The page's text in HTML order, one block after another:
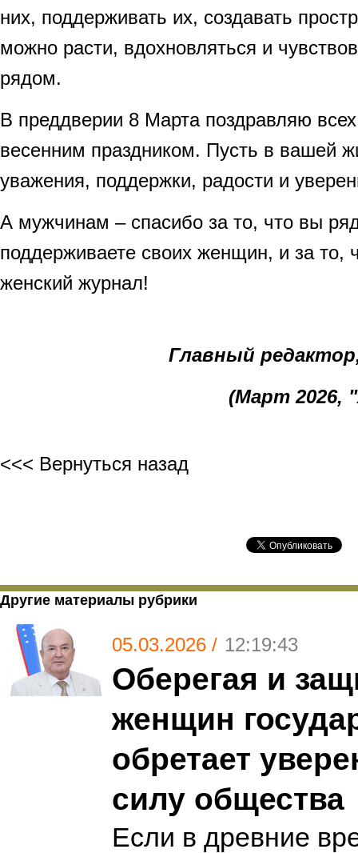
них, поддерживать их, создавать
можно расти, вдохновляться и
рядом.
В преддверии 8 Марта поздравляю
весенним праздником. Пусть в вашей
уважения, поддержки, радости и
А мужчинам – спасибо за то, что вы
поддерживаете своих женщин, и за то,
женский журнал!
Главный
(Март 2026,
<<< Вернуться назад
Другие материалы рубрики
05.03.2026 / 12:19:43
Оберегая и
женщин
обретает
силу общества
Если в древние